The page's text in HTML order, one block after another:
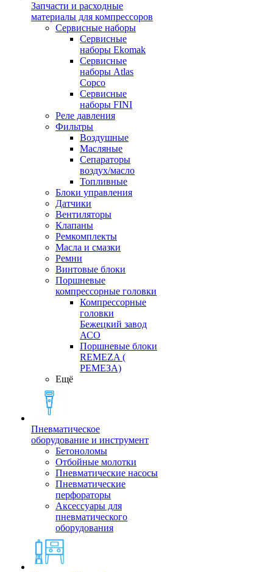
Запчасти и расходные
материалы для компрессоров
Cервисные наборы
Сервисные
наборы Ekomak
Cервисные
наборы Atlas
Copco
Сервисные
наборы FINI
Реле давления
Фильтры
Воздушные
Масляные
Сепараторы
воздух/масло
Топливные
Блоки управления
Датчики
Вентиляторы
Клапаны
Ремкомплекты
Масла и смазки
Ремни
Винтовые блоки
Поршневые
компрессорные головки
Компрессорные
головки
Бежецкий завод
АСО
Поршневые блоки
REMEZA (
РЕМЕЗА)
Ещё
Пневматическое
оборудование и инструмент
Бетоноломы
Отбойные молотки
Пневматические насосы
Пневматические
перфораторы
Аксессуары для
пневматического
оборудования